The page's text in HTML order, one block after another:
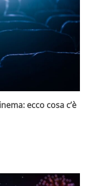
ecco cosa c’è